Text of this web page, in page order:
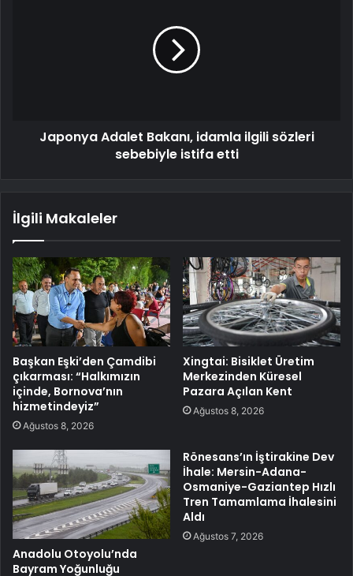
Japonya Adalet Bakanı, idamla ilgili sözleri
sebebiyle istifa etti
İlgili Makaleler
Başkan Eşki’den Çamdibi
çıkarması: “Halkımızın
içinde, Bornova’nın
hizmetindeyiz”
Ağustos 8, 2026
Xingtai: Bisiklet Üretim
Merkezinden Küresel
Pazara Açılan Kent
Ağustos 8, 2026
Anadolu Otoyolu’nda
Bayram Yoğunluğu
Rönesans’ın İştirakine Dev
İhale: Mersin-Adana-
Osmaniye-Gaziantep Hızlı
Tren Tamamlama İhalesini
Aldı
Ağustos 7, 2026